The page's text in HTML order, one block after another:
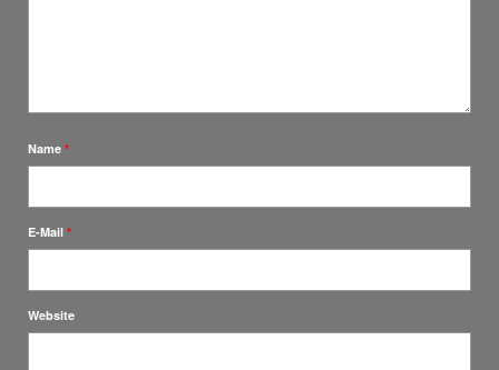
Name *
E-Mail *
Website